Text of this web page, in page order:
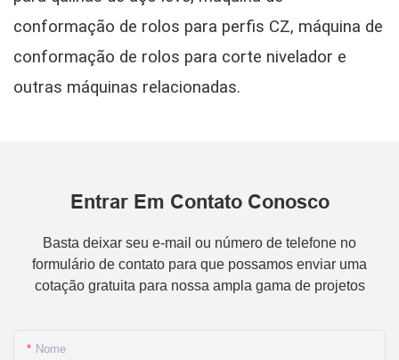
conformação de rolos para perfis CZ, máquina de
conformação de rolos para corte nivelador e
outras máquinas relacionadas.
Entrar Em Contato Conosco
Basta deixar seu e-mail ou número de telefone no
formulário de contato para que possamos enviar uma
cotação gratuita para nossa ampla gama de projetos
Nome